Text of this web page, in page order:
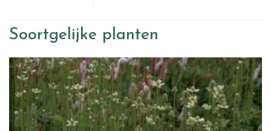
Soortgelijke planten